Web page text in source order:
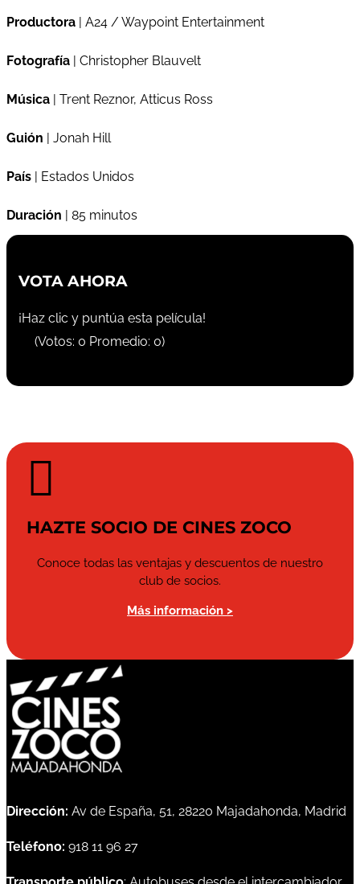
Productora | A24 / Waypoint Entertainment
Fotografía | Christopher Blauvelt
Música | Trent Reznor, Atticus Ross
Guión | Jonah Hill
País | Estados Unidos
Duración | 85 minutos
VOTA AHORA
¡Haz clic y puntúa esta película!
(Votos: 0 Promedio: 0)

HAZTE SOCIO DE CINES ZOCO
Conoce todas las ventajas y descuentos de nuestro
club de socios.
Más información >
Dirección: Av de España, 51, 28220 Majadahonda, Madrid
Teléfono: 918 11 96 27